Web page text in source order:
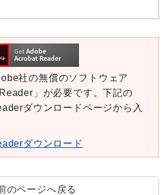
社の無償のソフトウェア
」が必要です。下記の
ダウンロードページから入
ダウンロード
のページへ戻る